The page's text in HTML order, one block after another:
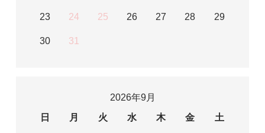
23 24 25 26 27 28 29
30 31
2026年9月
日
月 火 水 木 金 土